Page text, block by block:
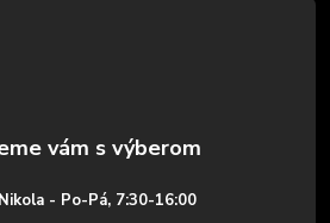
- Po-Pá, 7:30-16:00